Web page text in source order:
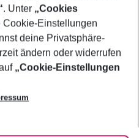
. Unter „Cookies
Cookie-Einstellungen
deine Privatsphäre-
ändern oder widerrufen
„Cookie-Einstellungen